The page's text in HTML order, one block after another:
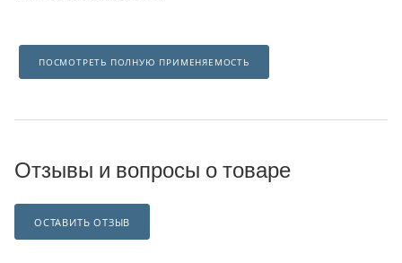
ПОСМОТРЕТЬ ПОЛНУЮ ПРИМЕНЯЕМОСТЬ
Отзывы и вопросы о товаре
ОСТАВИТЬ ОТЗЫВ